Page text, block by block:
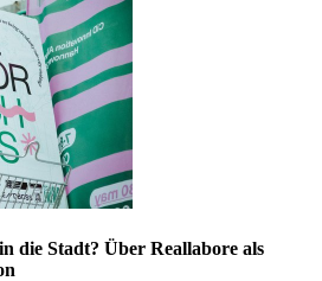
die Stadt? Über Reallabore als